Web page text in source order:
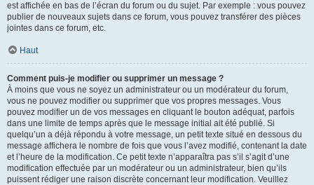
est affichée en bas de l’écran du forum ou du sujet. Par exemple : vous pouvez
publier de nouveaux sujets dans ce forum, vous pouvez transférer des pièces
jointes dans ce forum, etc.
Haut
Comment puis-je modifier ou supprimer un message ?
À moins que vous ne soyez un administrateur ou un modérateur du forum,
vous ne pouvez modifier ou supprimer que vos propres messages. Vous
pouvez modifier un de vos messages en cliquant le bouton adéquat, parfois
dans une limite de temps après que le message initial ait été publié. Si
quelqu’un a déjà répondu à votre message, un petit texte situé en dessous du
message affichera le nombre de fois que vous l’avez modifié, contenant la date
et l’heure de la modification. Ce petit texte n’apparaîtra pas s’il s’agit d’une
modification effectuée par un modérateur ou un administrateur, bien qu’ils
puissent rédiger une raison discrète concernant leur modification. Veuillez